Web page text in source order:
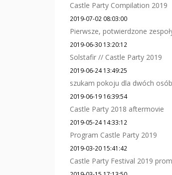
Castle Party Compilation 2019
2019-07-02 08:03:00
Pierwsze, potwierdzone
2019-06-30 13:20:12
Solstafir // Castle Party 2019
2019-06-24 13:49:25
szukam pokoju dla dwóch osób
2019-06-19 16:39:54
Castle Party 2018 aftermovie
2019-05-24 14:33:12
Program Castle Party 2019
2019-03-20 15:41:42
Castle Party Festival 2019